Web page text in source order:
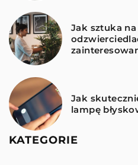
Jak sztuka
Jak
lampę
KATEGORIE